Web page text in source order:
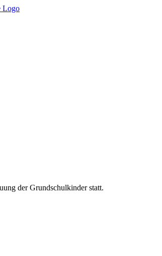
der Grundschulkinder statt.